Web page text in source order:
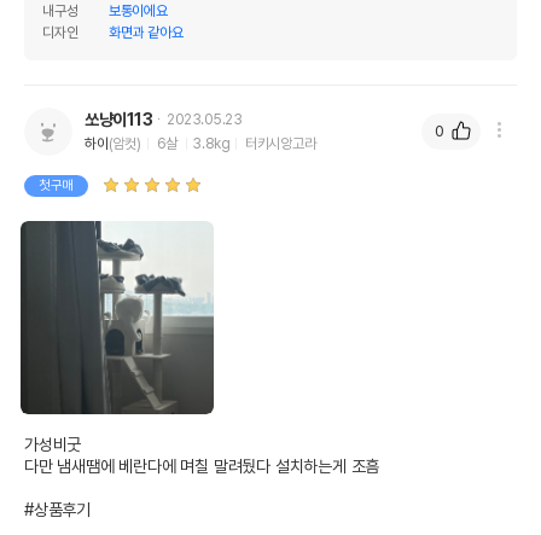
내구성
보통이에요
디자인
화면과 같아요
쏘냥이113
2023.05.23
하이(암컷) 6살 3.8kg 터키시앙고라
첫구매
가성비굿
다만 냄새땜에 베란다에 며칠 말려뒀다 설치하는게 조흠
#상품후기
0